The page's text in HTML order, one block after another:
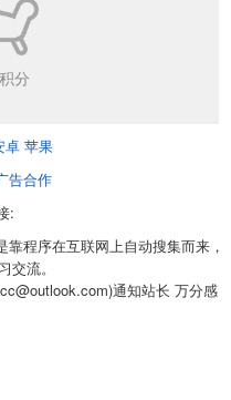
分
卓 苹果
告合作
:
程序在互联网上自动搜集而来，
交流。
通知站长 万分感